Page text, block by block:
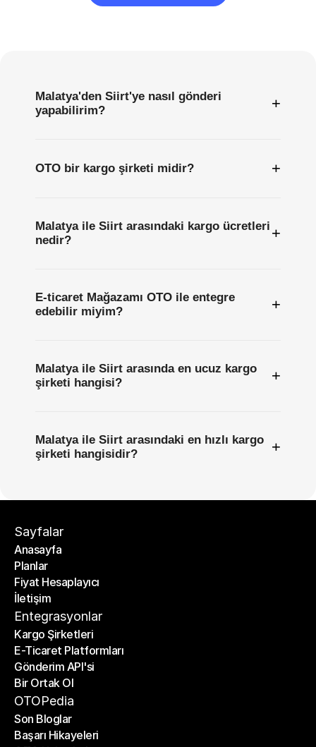
Malatya'den Siirt'ye nasıl gönderi
yapabilirim?
+
OTO bir kargo şirketi midir? +
Malatya ile Siirt arasındaki kargo ücretleri
nedir?
+
E-ticaret Mağazamı OTO ile entegre
edebilir miyim?
+
Malatya ile Siirt arasında en ucuz kargo
şirketi hangisi?
+
Malatya ile Siirt arasındaki en hızlı kargo
şirketi hangisidir?
+
Sayfalar
Anasayfa
Anasayfa
Planlar
Planlar
Fiyat Hesaplayıcı
Fiyat Hesaplayıcı
İletişim
İletişim
Entegrasyonlar
Kargo Şirketleri
Kargo Şirketleri
E-Ticaret Platformları
E-Ticaret Platformları
Gönderim API'si
Gönderim API'si
Bir Ortak Ol
Bir Ortak Ol
OTOPedia
Son Bloglar
Son Bloglar
Başarı Hikayeleri